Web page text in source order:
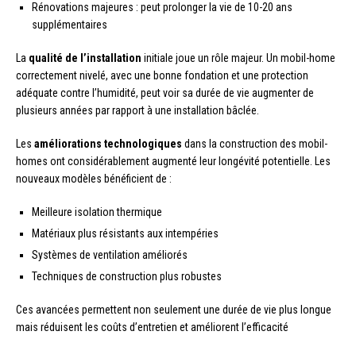
Rénovations majeures : peut prolonger la vie de 10-20 ans
supplémentaires
La qualité de l’installation initiale joue un rôle majeur. Un mobil-home
correctement nivelé, avec une bonne fondation et une protection
adéquate contre l’humidité, peut voir sa durée de vie augmenter de
plusieurs années par rapport à une installation bâclée.
Les améliorations technologiques dans la construction des mobil-
homes ont considérablement augmenté leur longévité potentielle. Les
nouveaux modèles bénéficient de :
Meilleure isolation thermique
Matériaux plus résistants aux intempéries
Systèmes de ventilation améliorés
Techniques de construction plus robustes
Ces avancées permettent non seulement une durée de vie plus longue
mais réduisent les coûts d’entretien et améliorent l’efficacité